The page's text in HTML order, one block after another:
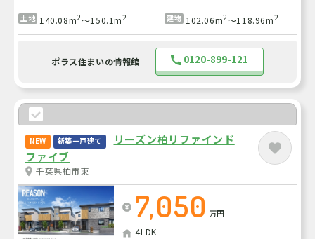
土地 140.08m2～150.1m2 建物 102.06m2～118.96m2
ポラス住まいの情報館 0120-899-121
NEW 新築一戸建て
リーズン柏リファインド
ファイブ
千葉県柏市東
7,050 万円
4LDK